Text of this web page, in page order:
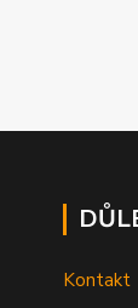
Kontakt